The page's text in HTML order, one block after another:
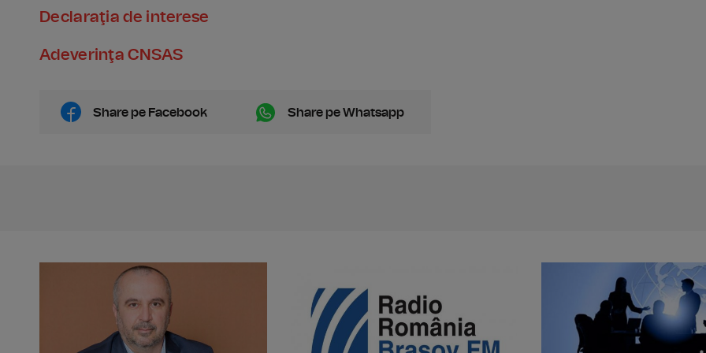
Declaraţia de interese
Adeverinţa CNSAS
Share pe Facebook Share pe Whatsapp
Declaraţii de avere şi de interese